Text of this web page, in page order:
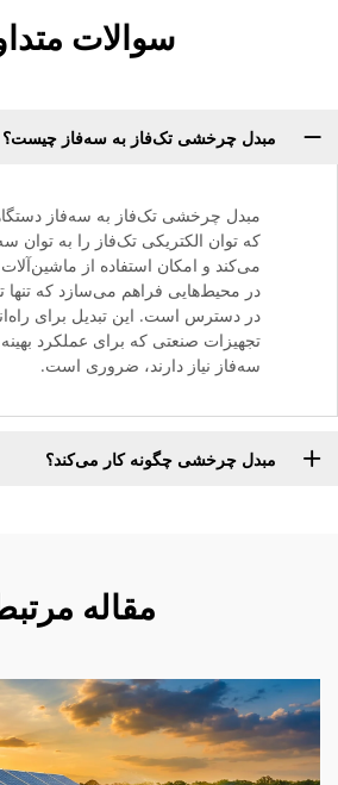
سوالات
مبدل چرخشی تک‌فاز به سه‌فاز چیست؟
مبدل چرخشی تک‌فاز به سه‌فاز
که توان الکتریکی تک‌فاز را به توان
می‌کند و امکان استفاده از
در محیط‌هایی فراهم می‌سازد که تنها
در دسترس است. این تبدیل برای
تجهیزات صنعتی که برای عملکرد بهینه
سه‌فاز نیاز دارند، ضروری است.
مبدل چرخشی چگونه کار می‌کند؟
مقاله